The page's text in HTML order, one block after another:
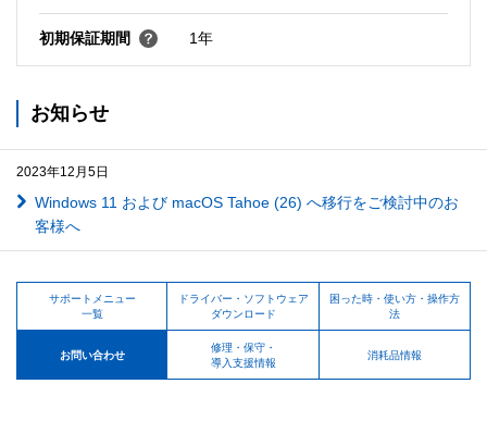
初期保証期間 1年
お知らせ
2023年12月5日
Windows 11 および macOS Tahoe (26) へ移行をご検討中のお
客様へ
サポートメニュー
一覧
ドライバー・ソフトウェア
ダウンロード
困った時・使い方・操作方
法
お問い合わせ
修理・保守・
導入支援情報
消耗品情報